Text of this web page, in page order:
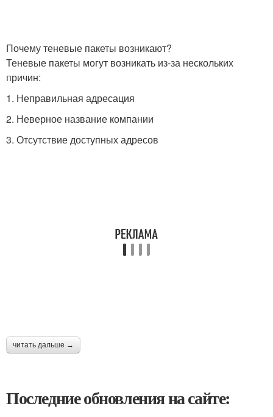
Почему теневые пакеты возникают?
Теневые пакеты могут возникать из-за нескольких
причин:
1. Неправильная адресация
2. Неверное название компании
3. Отсутствие доступных адресов
читать дальше →
Последние обновления на сайте: